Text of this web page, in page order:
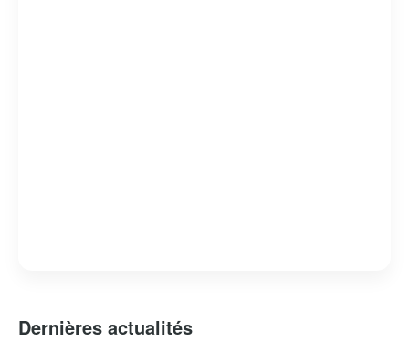
Dernières actualités